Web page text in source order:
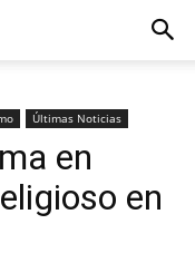
Últimas Noticias
en
en